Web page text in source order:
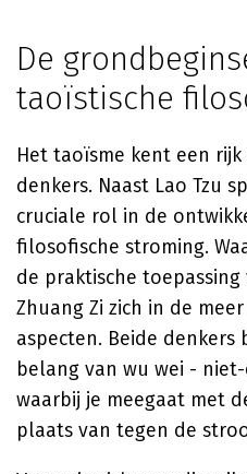
De
taoïstische
Het taoïsme kent een
denkers. Naast Lao Tzu
cruciale rol in de
filosofische stroming.
de praktische
Zhuang Zi zich in de
aspecten. Beide
belang van wu wei -
waarbij je meegaat met
plaats van tegen de